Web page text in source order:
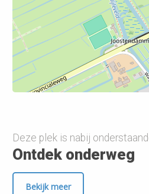
Deze plek is nabij
Ontdek onderweg
Bekijk meer